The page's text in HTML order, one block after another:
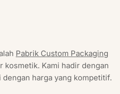
Pabrik Custom Packaging
kosmetik. Kami hadir dengan
harga yang kompetitif.